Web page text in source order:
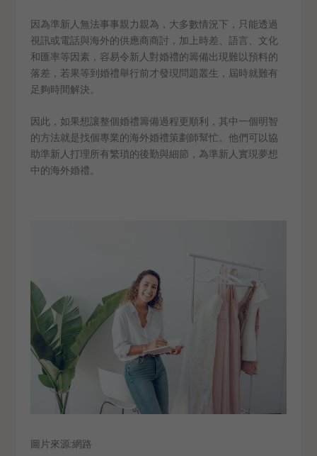
因為準新人無法事事親力親為，大多數情況下，只能透過
視訊或電話與海外的供應商商討，加上時差、語言、文化
和匯率等因素，容易令新人對婚禮的籌備出現難以預料的
落差，若果等到婚禮舉行前才發現問題叢生，屆時就難有
足夠時間解決。
因此，如果想讓整個婚禮籌備過程更順利，其中一個明智
的方法就是找個專業的海外婚禮策劃師幫忙。他們可以協
助準新人打理所有繁瑣的後勤與細節，為準新人實現夢想
中的海外婚禮。
圖片來源:網路